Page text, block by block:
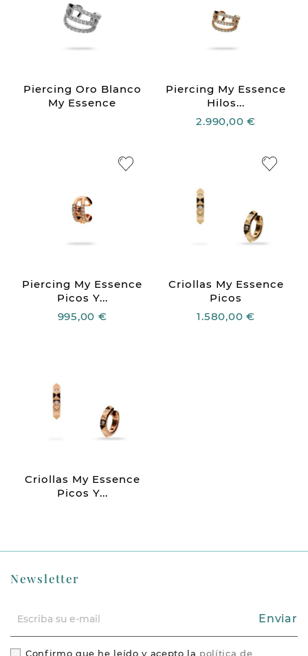
Piercing Oro Blanco
My Essence
Piercing My Essence
Hilos...
2.990,00 €
Piercing My Essence
Picos Y...
995,00 €
Criollas My Essence
Picos
1.580,00 €
Criollas My Essence
Picos Y...
Newsletter
Enviar
Confirmo que he leído y acepto la política de